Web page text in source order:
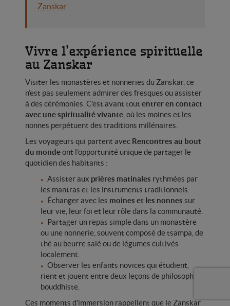
Zanskar
Vivre l’expérience spirituelle
au Zanskar
Visiter les monastères et nonneries du Zanskar, ce
n’est pas seulement admirer des fresques ou assister
à des cérémonies. C’est avant tout entrer en contact
avec une spiritualité vivante, où les moines et les
nonnes perpétuent des traditions millénaires.
Les voyageurs qui partent avec Rencontres au bout
du mondeont l’opportunité unique de partager le
quotidien des habitants :
Assister aux prières matinales rythmées par
les mantras et les instruments traditionnels.
Échanger avec les moines et les nonnes sur
leur vie, leur foi et leur rôle dans la communauté.
Partager un repas simple dans un monastère
ou une nonnerie, souvent composé de tsampa, de
thé au beurre salé ou de légumes cultivés
localement.
Observer les enfants novices qui étudient,
rient et jouent entre deux leçons de philosophie
bouddhiste.
Ces moments d’immersion rappellent que le Zanskar